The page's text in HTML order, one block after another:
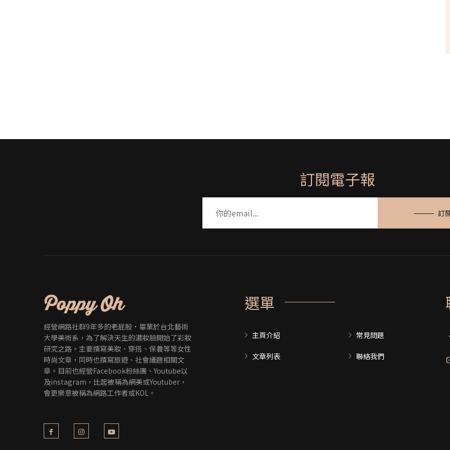
訂閱電子報
訂
經營網路社群9年多的老屁股，畢業於台北藝術
大學美術系，為了解決天生的濃妝臉開始了彩妝
研究之路。主要撰寫美妝、穿搭、保養等等女性
時尚文章，同時也撰寫旅遊、社會議題相關文
章。目前也經營Facebook粉絲團、Youtube以
及instagram，比起被稱為網美或Youtuber，
會更樂意被稱為網路工作者或KOL。
選單
主頁介紹
文章列表
常見問題
聯絡我們